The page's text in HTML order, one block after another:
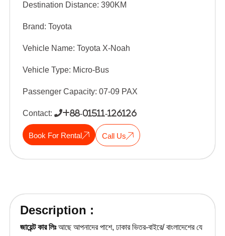
Destination Distance: 390KM
Brand: Toyota
Vehicle Name: Toyota X-Noah
Vehicle Type: Micro-Bus
Passenger Capacity: 07-09 PAX
Contact: +88-01511-126126
Book For Rental Call Us
Description :
জায়েন্ট কার লিঃআছে আপনাদের পাশে, ঢাকার ভিতর-বাইরে/ বাংলাদেশের যে